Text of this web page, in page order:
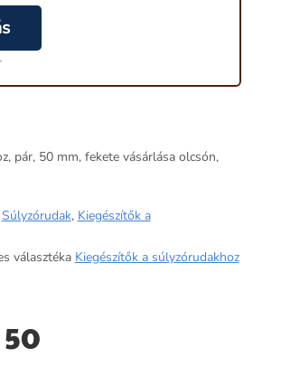
pár, 50 mm, fekete vásárlása olcsón,
Súlyzórudak, Kiegészítők a
választéka Kiegészítők a súlyzórudakhoz